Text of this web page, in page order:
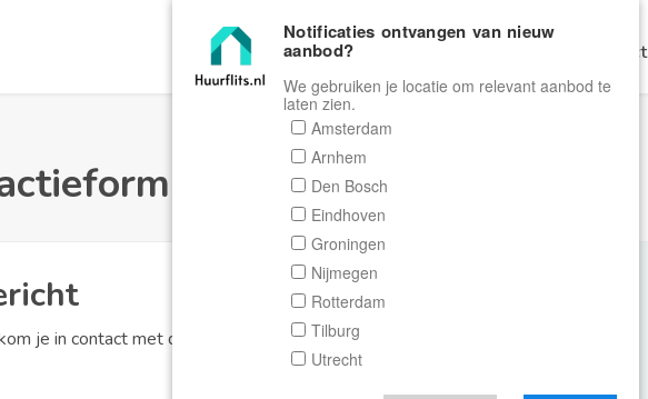
Home Zoeken Contact
Huurflits
je in contact met de aanbieder of makelaar van de woning.
Notificaties ontvangen van nieuw
aanbod?
We gebruiken je locatie om relevant aanbod te
laten zien.
Amsterdam
Arnhem
Den Bosch
Eindhoven
Groningen
Nijmegen
Rotterdam
Tilburg
Utrecht